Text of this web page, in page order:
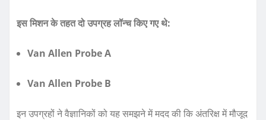
इस मिशन के तहत दो उपग्रह लॉन्च किए गए थे:
Van Allen Probe A
Van Allen Probe B
इन उपग्रहों ने वैज्ञानिकों को यह समझने में मदद की कि अंतरिक्ष में मौजूद